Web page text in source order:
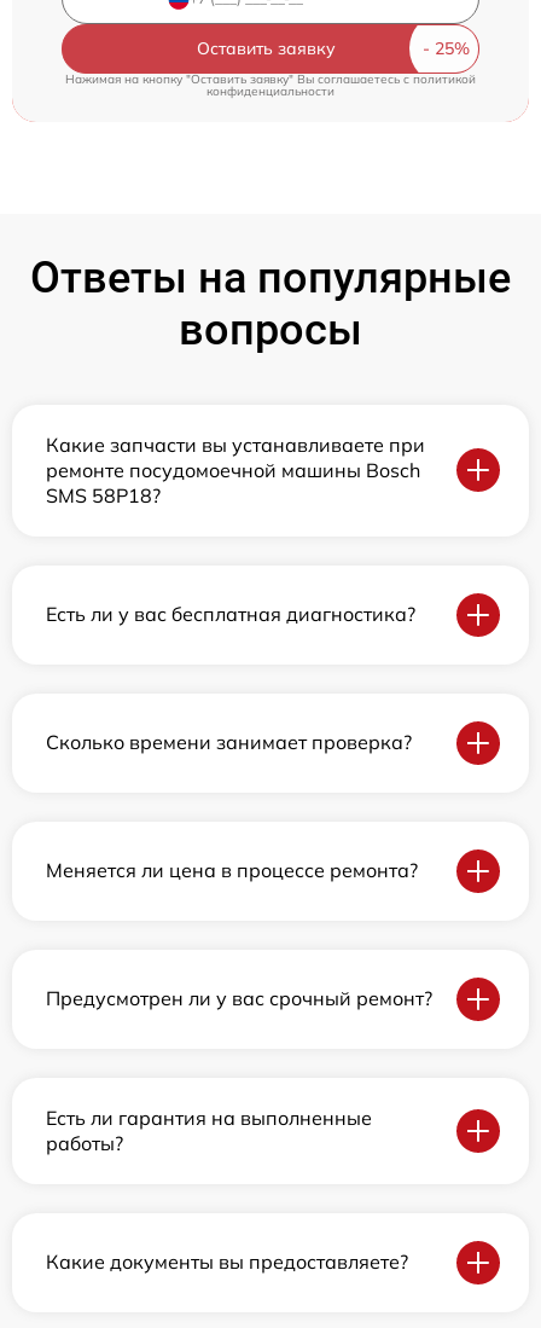
Оставить заявку
Нажимая на кнопку "Оставить заявку" Вы соглашаетесь cполитикой
конфиденциальности
Ответы на популярные
вопросы
Какие запчасти вы устанавливаете при
ремонте посудомоечной машины Bosch
SMS 58P18?
Есть ли у вас бесплатная диагностика?
Сколько времени занимает проверка?
Меняется ли цена в процессе ремонта?
Предусмотрен ли у вас срочный ремонт?
Есть ли гарантия на выполненные
работы?
Какие документы вы предоставляете?